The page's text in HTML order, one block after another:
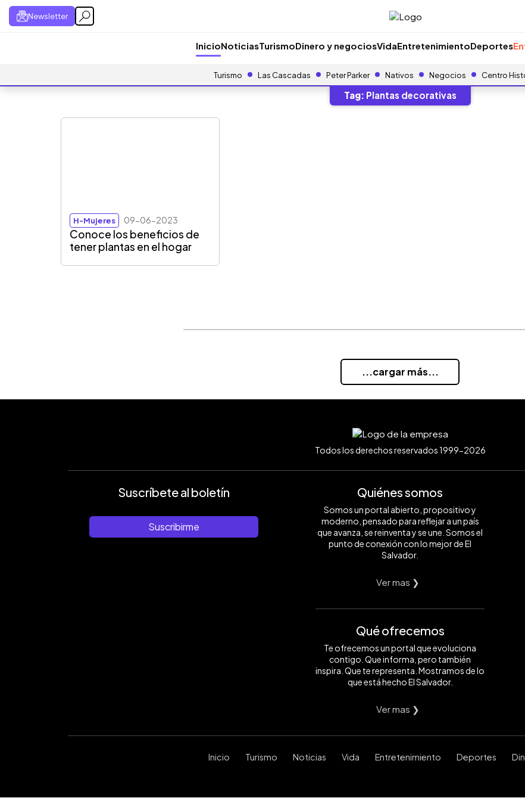
Newsletter
InicioNoticiasTurismoDinero y negociosVidaEntretenimientoDeportes
Turismo Las Cascadas Peter Parker Nativos Negocios Centro
Tag: Plantas decorativas
H-Mujeres 09-06-2023
Conoce los beneficios de
tener plantas en el hogar
...cargar más...
Todos los derechos reservados 1999-2026
Suscríbete al boletín
Suscribirme
Quiénes somos
Somos un portal abierto, propositivo y
moderno, pensado para reflejar a un país
que avanza, se reinventa y se une. Somos el
punto de conexión con lo mejor de El
Salvador.
Ver mas ❯
Qué ofrecemos
Te ofrecemos un portal que evoluciona
contigo. Que informa, pero también
inspira. Que te representa. Mostramos de lo
que está hecho El Salvador.
Ver mas ❯
Inicio Turismo Noticias Vida Entretenimiento Deportes